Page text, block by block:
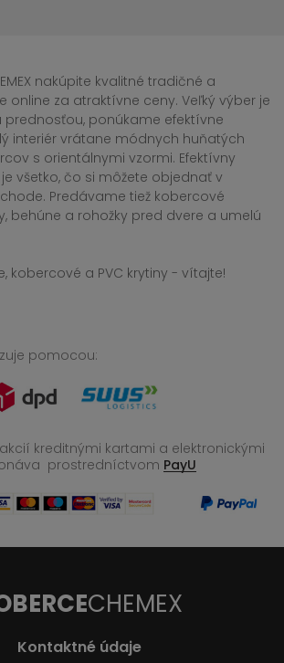
nakúpite kvalitné tradičné a
online za atraktívne ceny. Veľký výber je
prednosťou, ponúkame efektívne
interiér vrátane módnych huňatých
s orientálnymi vzormi. Efektívny
všetko, čo si môžete objednať v
Predávame tiež kobercové
behúne a rohožky pred dvere a umelú
kobercové a PVC krytiny - vítajte!
pomocou:
kreditnými kartami a elektronickými
prostredníctvom PayU
CHEMEX
Kontaktné údaje